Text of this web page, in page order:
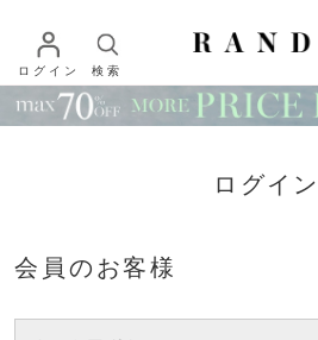
ログイン 検索
ログイン
会員のお客様